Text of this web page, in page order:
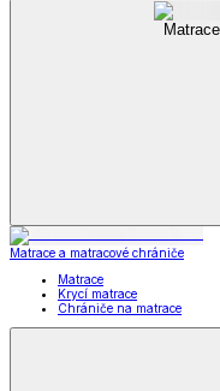
Matrace a matracové chrániče
Matrace
Krycí matrace
Chrániče na matrace